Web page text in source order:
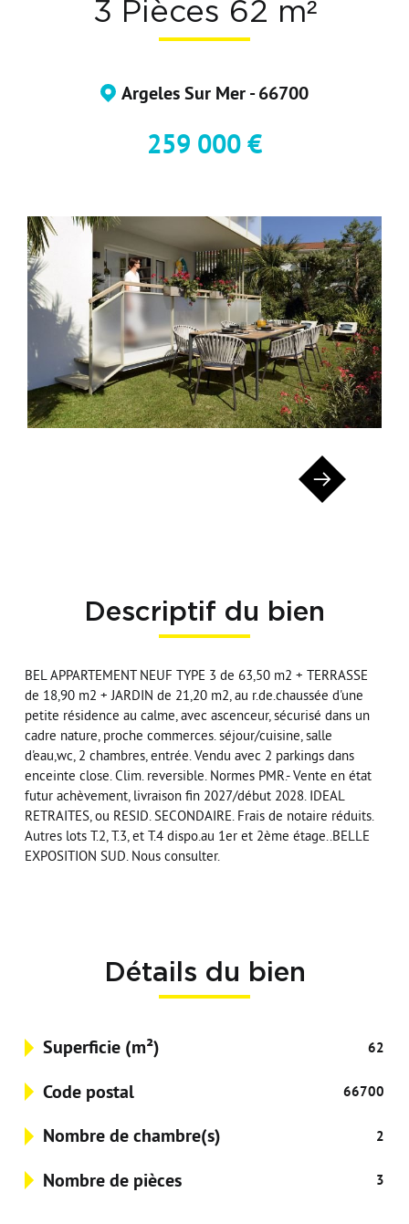
Devenir Adhérent
3 Pièces 62 m²
Argeles Sur Mer - 66700
259 000 €
Descriptif du bien
BEL APPARTEMENT NEUF TYPE 3 de 63,50 m2 + TERRASSE
de 18,90 m2 + JARDIN de 21,20 m2, au r.de.chaussée d'une
petite résidence au calme, avec ascenceur, sécurisé dans un
cadre nature, proche commerces. séjour/cuisine, salle
d'eau,wc, 2 chambres, entrée. Vendu avec 2 parkings dans
enceinte close. Clim. reversible. Normes PMR.- Vente en état
futur achèvement, livraison fin 2027/début 2028. IDEAL
RETRAITES, ou RESID. SECONDAIRE. Frais de notaire réduits.
Autres lots T.2, T.3, et T.4 dispo.au 1er et 2ème étage..BELLE
EXPOSITION SUD. Nous consulter.
Détails du bien
Superficie (m²) 62
Code postal 66700
Nombre de chambre(s) 2
Nombre de pièces 3